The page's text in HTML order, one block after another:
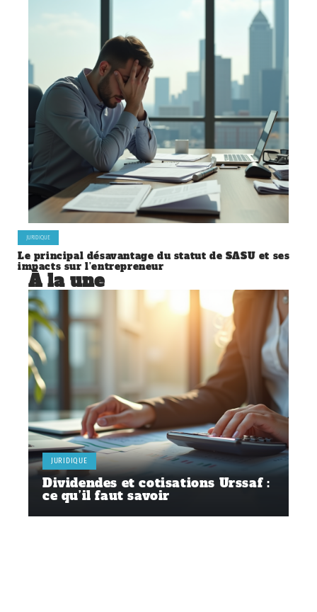
JURIDIQUE
Le principal désavantage du statut de SASU et ses
impacts sur l’entrepreneur
À la une
JURIDIQUE
Dividendes et cotisations Urssaf :
ce qu’il faut savoir